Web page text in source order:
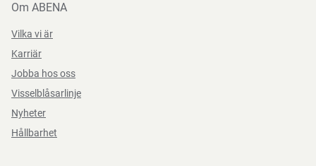
Om ABENA
Vilka vi är
Karriär
Jobba hos oss
Visselblåsarlinje
Nyheter
Hållbarhet